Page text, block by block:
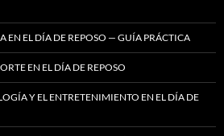
EN EL DÍA DE REPOSO — GUÍA PRÁCTICA
EN EL DÍA DE REPOSO
Y EL ENTRETENIMIENTO EN EL DÍA DE